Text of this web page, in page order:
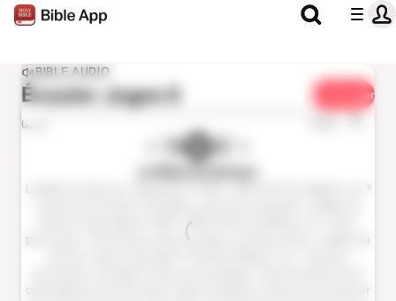
BIBLE AUDIO
Écouter Juges 6 Partager
0:00 1x
La Bible du Semeur
La Bible du Semeur Copyright © 1992, 1999, 2015 by Biblica, Inc.®
permission. Tous droits réservés dans le monde entier. La Bible du
copyrighted and have been made available in electronic format for